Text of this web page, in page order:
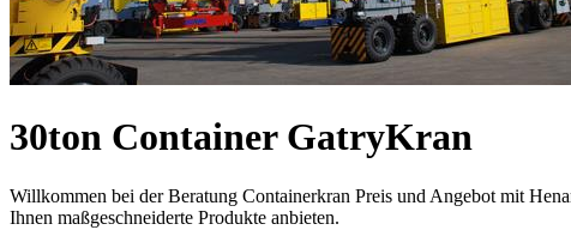
30ton Container GatryKran
Willkommen bei der Beratung Containerkran Preis und Angebot mit
Ihnen maßgeschneiderte Produkte anbieten.